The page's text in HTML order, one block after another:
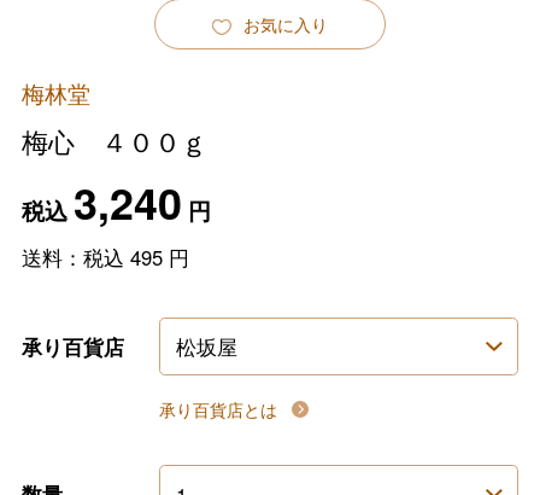
お気に入り
梅林堂
梅心 ４００ｇ
税込3,240 円
送料：税込 495円
承り百貨店
承り百貨店とは